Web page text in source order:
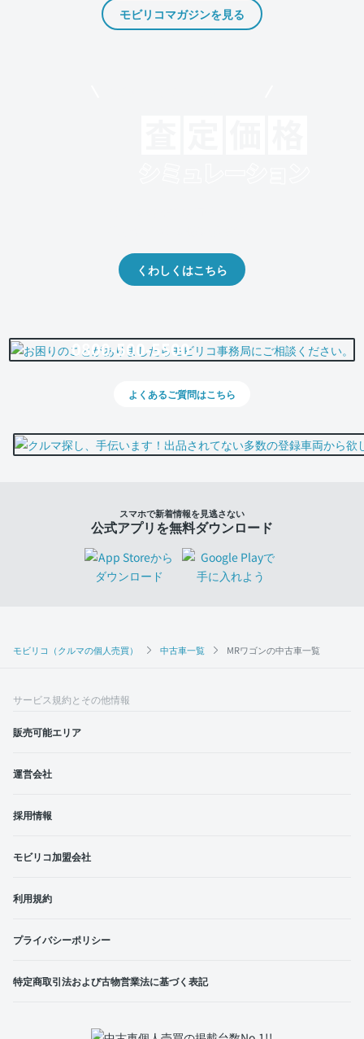
モビリコ（クルマの個人売買） 中古車一覧 MRワゴンの中古車一覧
モビリコマガジンを見る
くわしくはこちら
0800-500-5500
よくあるご質問はこちら
スマホで新着情報を見逃さない
公式アプリを無料ダウンロード
サービス規約とその他情報
販売可能エリア
運営会社
採用情報
モビリコ加盟会社
利用規約
プライバシーポリシー
特定商取引法および古物営業法に基づく表記